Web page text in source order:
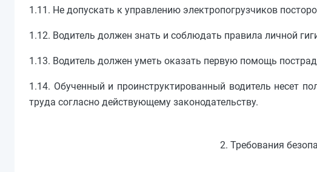
1.11. Не допускать к управлению электропогрузчиков
1.12. Водитель должен знать и соблюдать правила личной
1.13. Водитель должен уметь оказать первую помощь
1.14. Обученный и проинструктированный водитель несет
труда согласно действующему законодательству.
2. Требования